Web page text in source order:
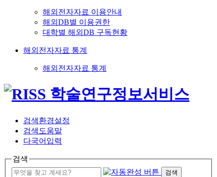
해외전자자료 이용안내
해외DB별 이용권한
대학별 해외DB 구독현황
해외전자자료 통계
해외전자자료 통계
검색환경설정
검색도움말
다국어입력
검색
검색